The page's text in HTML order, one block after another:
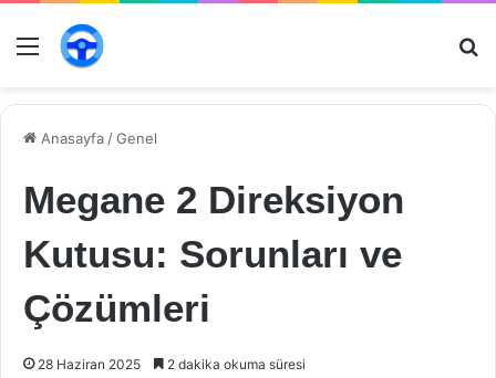
Menü
Anasayfa /Genel
Megane 2 Direksiyon
Kutusu: Sorunları ve
Çözümleri
28 Haziran 2025 2 dakika okuma süresi